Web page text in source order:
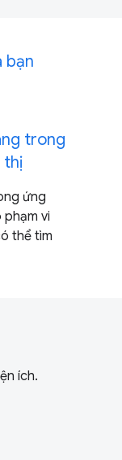
bạn
trong
thị
ứng
vi
thể tìm
ích.